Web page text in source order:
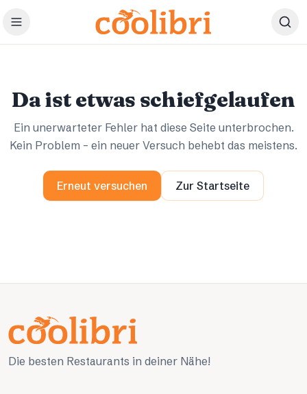
Zum Hauptinhalt springen
Da ist etwas schiefgelaufen
Ein unerwarteter Fehler hat diese Seite unterbrochen.
Kein Problem – ein neuer Versuch behebt das meistens.
Erneut versuchen Zur Startseite
Die besten Restaurants in deiner Nähe!